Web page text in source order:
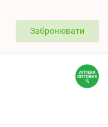
Забронювати